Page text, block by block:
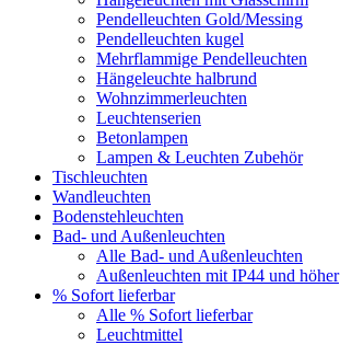
Pendelleuchten Gold/Messing
Pendelleuchten kugel
Mehrflammige Pendelleuchten
Hängeleuchte halbrund
Wohnzimmerleuchten
Leuchtenserien
Betonlampen
Lampen & Leuchten Zubehör
Tischleuchten
Wandleuchten
Bodenstehleuchten
Bad- und Außenleuchten
Alle Bad- und Außenleuchten
Außenleuchten mit IP44 und höher
% Sofort lieferbar
Alle % Sofort lieferbar
Leuchtmittel